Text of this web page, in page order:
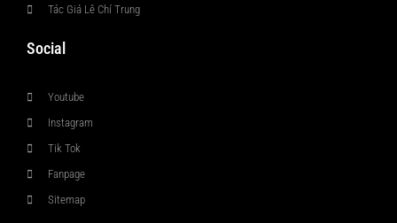
Tác Giả Lê Chí Trung
Social
Youtube
Instagram
Tik Tok
Fanpage
Sitemap